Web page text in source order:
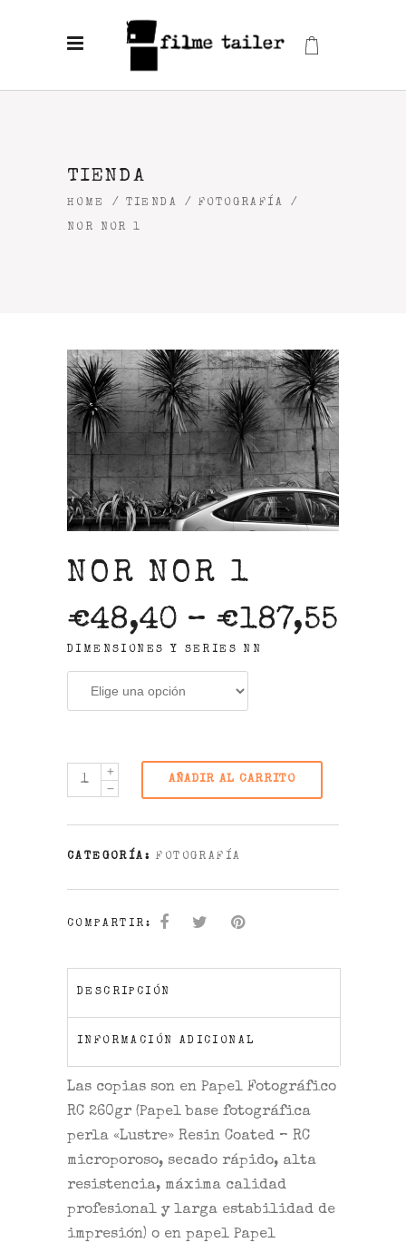
TIENDA
HOME / TIENDA /FOTOGRAFÍA /
NOR NOR 1
NOR NOR 1
€48,40 – €187,55
DIMENSIONES Y SERIES NN
AÑADIR AL CARRITO
CATEGORÍA:FOTOGRAFÍA
COMPARTIR:
DESCRIPCIÓN
INFORMACIÓN ADICIONAL
Las copias son en Papel Fotográfico
RC 260gr(Papel base fotográfica
perla «Lustre» Resin Coated – RC
microporoso, secado rápido, alta
resistencia, máxima calidad
profesional y larga estabilidad de
impresión) o en papel Papel